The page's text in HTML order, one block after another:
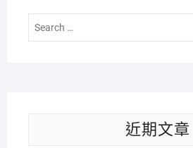
近期文章